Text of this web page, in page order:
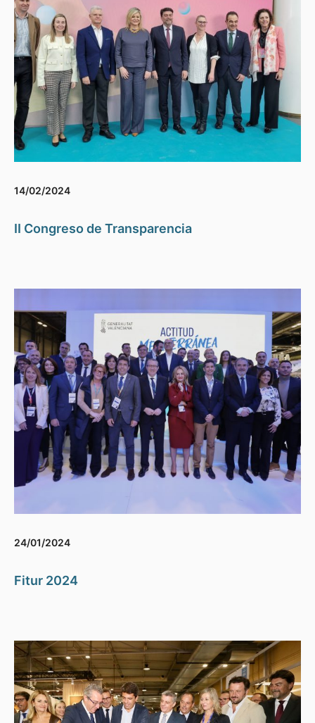
14/02/2024
II Congreso de Transparencia
24/01/2024
Fitur 2024